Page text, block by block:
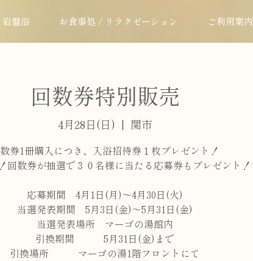
岩盤浴 お食事処 / リラクゼーション ご利用案内
回数券特別販売
4月28日(日)
  |
関市
券1冊購入につき、入浴招待券１枚プレゼント！
回数券が抽選で３０名様に当たる応募券もプレゼント！
応募期間 4月1日(月)～4月30日(火)
当選発表期間 5月3日(金)～5月31日(金)
当選発表場所 マーゴの湯館内
引換期間 5月31日(金)まで
引換場所 マーゴの湯1階フロントにて